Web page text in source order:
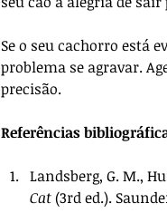
Se o seu cachorro está
problema se agravar.
precisão.
Referências
Landsberg, G. M.,
Cat (3rd ed.).